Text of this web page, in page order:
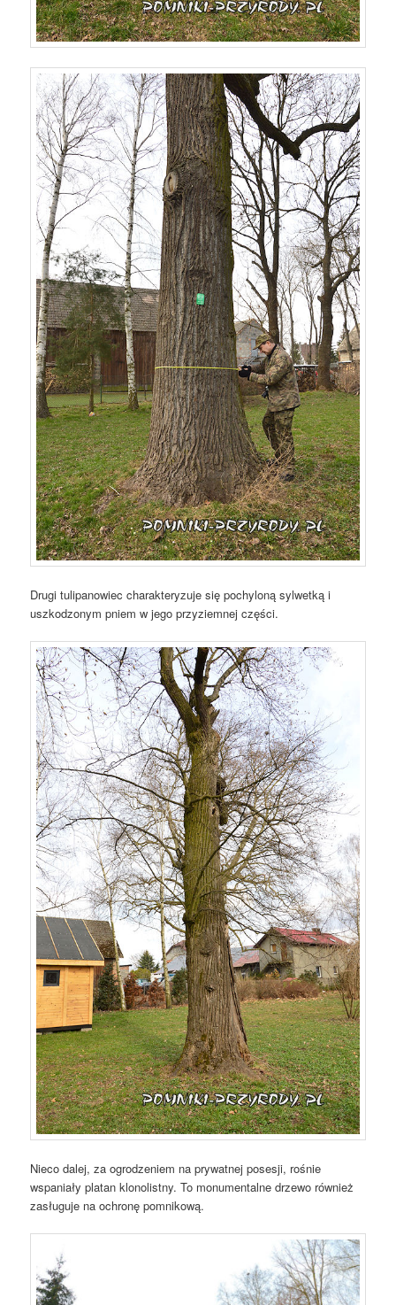
Drugi tulipanowiec charakteryzuje się pochyloną sylwetką i
uszkodzonym pniem w jego przyziemnej części.
Nieco dalej, za ogrodzeniem na prywatnej posesji, rośnie
wspaniały platan klonolistny. To monumentalne drzewo również
zasługuje na ochronę pomnikową.